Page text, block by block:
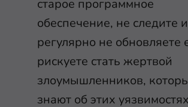
старое программное
обеспечение, не следите и
регулярно не обновляете
рискуете стать жертвой
злоумышленников,
знают об этих